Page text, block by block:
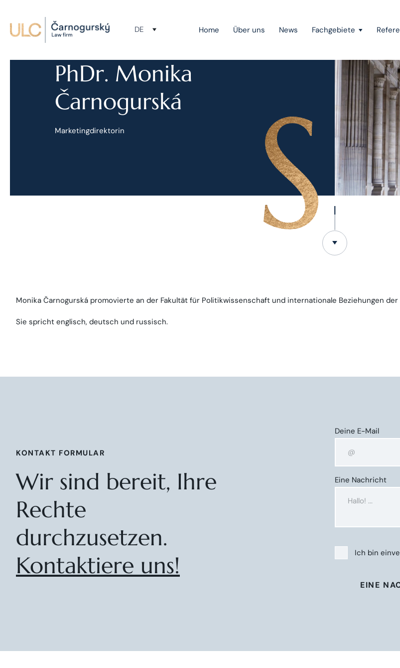
DE Home Über uns News Fachgebiete
Mergers & Acquisitions
Gesellschaftsrecht
Wettbewerbsrecht
PhDr. Monika
Čarnogurská
Marketingdirektorin
Monika Čarnogurská promovierte an der Fakultät für Politikwissenschaft und internationale Beziehungen
Sie spricht englisch, deutsch und russisch.
KONTAKT FORMULAR
Wir sind bereit, Ihre
Rechte
durchzusetzen.
Kontaktiere uns!
Deine E-Mail
Eine Nachricht
Ich bin
EINE